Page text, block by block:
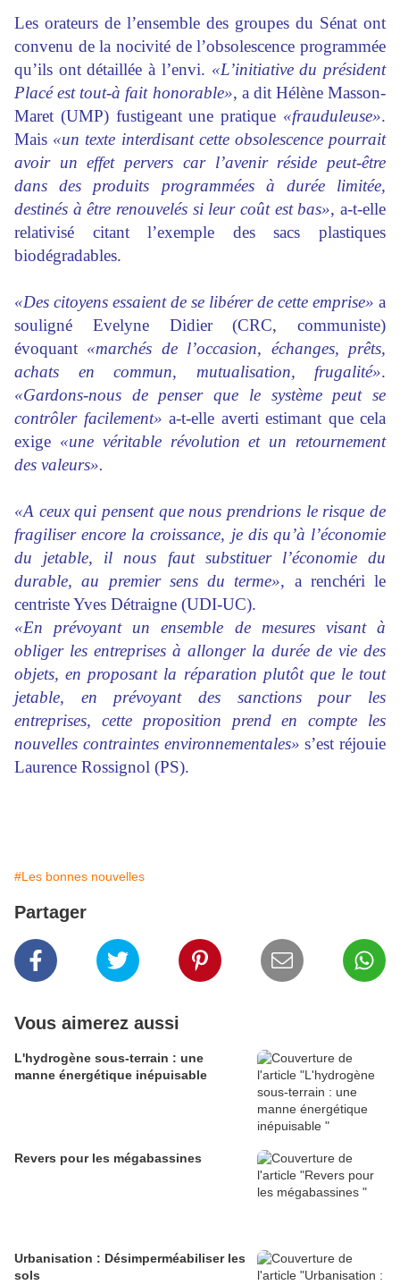
Les orateurs de l’ensemble des groupes du Sénat ont
convenu de la nocivité de l’obsolescence programmée
qu’ils ont détaillée à l’envi. «L’initiative du président
Placé est tout-à fait honorable», a dit Hélène Masson-
Maret (UMP) fustigeant une pratique «frauduleuse».
Mais «un texte interdisant cette obsolescence pourrait
avoir un effet pervers car l’avenir réside peut-être
dans des produits programmées à durée limitée,
destinés à être renouvelés si leur coût est bas», a-t-elle
relativisé citant l’exemple des sacs plastiques
biodégradables.
«Des citoyens essaient de se libérer de cette emprise» a
souligné Evelyne Didier (CRC, communiste)
évoquant «marchés de l’occasion, échanges, prêts,
achats en commun, mutualisation, frugalité».
«Gardons-nous de penser que le système peut se
contrôler facilement» a-t-elle averti estimant que cela
exige «une véritable révolution et un retournement
des valeurs».
«A ceux qui pensent que nous prendrions le risque de
fragiliser encore la croissance, je dis qu’à l’économie
du jetable, il nous faut substituer l’économie du
durable, au premier sens du terme», a renchéri le
centriste Yves Détraigne (UDI-UC).
«En prévoyant un ensemble de mesures visant à
obliger les entreprises à allonger la durée de vie des
objets, en proposant la réparation plutôt que le tout
jetable, en prévoyant des sanctions pour les
entreprises, cette proposition prend en compte les
nouvelles contraintes environnementales» s’est réjouie
Laurence Rossignol (PS).
#Les bonnes nouvelles
Partager
Vous aimerez aussi
L'hydrogène sous-terrain : une
manne énergétique inépuisable
Revers pour les mégabassines
Urbanisation : Désimperméabiliser les
sols